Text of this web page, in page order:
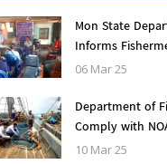
Mon State
Informs
Mammal
06 Mar 25
Department of
Comply with
Regulations
10 Mar 25